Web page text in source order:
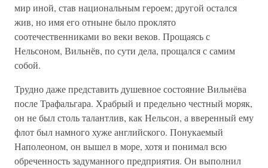
мир иной, став национальным героем; другой остался
жив, но имя его отныне было проклято
соотечественниками во веки веков. Прощаясь с
Нельсоном, Вильнёв, по сути дела, прощался с самим
собой.
Трудно даже представить душевное состояние Вильнёва
после Трафальгара. Храбрый и предельно честный моряк,
он не был столь талантлив, как Нельсон, а вверенный ему
флот был намного хуже английского. Понукаемый
Наполеоном, он вышел в море, хотя и понимал всю
обреченность задуманного предприятия. Он выполнил